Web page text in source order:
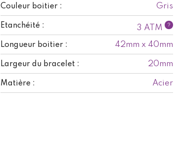
Couleur boitier : Gris
Etanchéité : 3 ATM ?
Longueur boitier : 42mm x 40mm
Largeur du bracelet : 20mm
Matière : Acier